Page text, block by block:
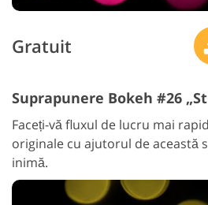
Gratuit
Suprapunere Bokeh #26
Faceți-vă fluxul de lucru mai
originale cu ajutorul de această
inimă.